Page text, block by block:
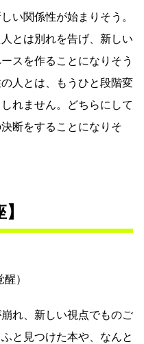
い関係性が始まりそう。
とは別れを告げ、新しい
スを作ることになりそう
人とは、もうひと段階変
れません。どちらにして
断をすることになりそ
）
れ、新しい視点でものご
と見つけた本や、なんと